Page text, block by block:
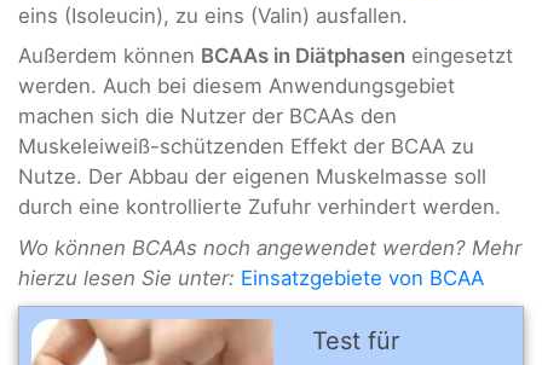
eins (Isoleucin), zu eins (Valin) ausfallen.
Außerdem können BCAAs in Diätphasen eingesetzt
werden. Auch bei diesem Anwendungsgebiet
machen sich die Nutzer der BCAAs den
Muskeleiweiß-schützenden Effekt der BCAA zu
Nutze. Der Abbau der eigenen Muskelmasse soll
durch eine kontrollierte Zufuhr verhindert werden.
Wo können BCAAs noch angewendet werden? Mehr
hierzu lesen Sie unter: Einsatzgebiete von BCAA
Test für